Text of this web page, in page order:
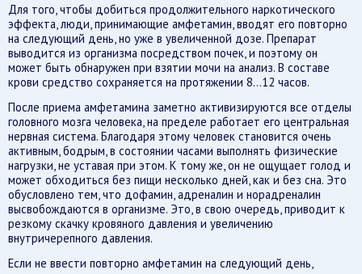
Для того, чтобы добиться продолжительного наркотического
эффекта, люди, принимающие амфетамин, вводят его повторно
на следующий день, но уже в увеличенной дозе. Препарат
выводится из организма посредством почек, и поэтому он
может быть обнаружен при взятии мочи на анализ. В составе
крови средство сохраняется на протяжении 8…12 часов.
После приема амфетамина заметно активизируются все отделы
головного мозга человека, на пределе работает его центральная
нервная система. Благодаря этому человек становится очень
активным, бодрым, в состоянии часами выполнять физические
нагрузки, не уставая при этом. К тому же, он не ощущает голод и
может обходиться без пищи несколько дней, как и без сна. Это
обусловлено тем, что дофамин, адреналин и норадреналин
высвобождаются в организме. Это, в свою очередь, приводит к
резкому скачку кровяного давления и увеличению
внутричерепного давления.
Если не ввести повторно амфетамин на следующий день,